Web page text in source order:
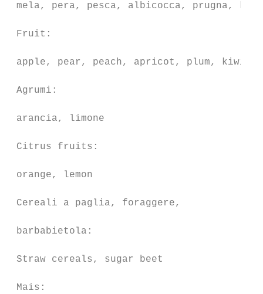
mela, pera, pesca, albicocca, prugna, kiwi
Fruit:
apple, pear, peach, apricot, plum, kiwi
Agrumi:
arancia, limone
Citrus fruits:
orange, lemon
Cereali a paglia, foraggere,
barbabietola:
Straw cereals, sugar beet
Mais: